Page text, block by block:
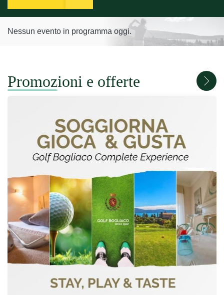
Nessun evento in programma oggi.
Promozioni e offerte